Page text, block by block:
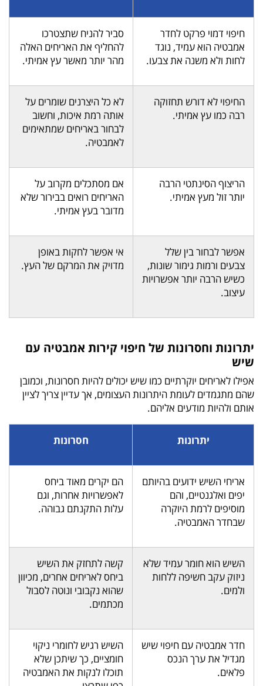
חיפוי דמוי פרקט לחדר
אמבטיה הוא עמיד, נוגד
לחות ולא משנה את צבעו.
סביר להניח שתצטרכו
להחליף את האריחים האלה
מהר יותר מאשר עץ אמיתי.
החיפוי לא דורש תחזוקה
רבה כמו עץ אמיתי.
לא כל היצרנים שומרים על
אותה רמת איכות, וחשוב
לבחור באריחים שמתאימים
לאמבטיה.
הריצוף הסינתטי הרבה
יותר זול מעץ אמיתי.
אם מסתכלים מקרוב על
האריחים רואים בבירור שלא
מדובר בעץ אמיתי.
אפשר לבחור בין שלל
צבעים ורמות גימור שונות,
כשיש הרבה יותר אפשרויות
עיצוב.
אי אפשר לחקות באופן
מדויק את המרקם של העץ.
יתרונות וחסרונות של חיפוי קירות אמבטיה עם
שיש
אפילו לאריחים יוקרתיים כמו שיש יכולים להיות חסרונות, וכמובן
שהם מתגמדים לעומת היתרונות העצומים, אך עדיין צריך לציין
אותם ולהיות מודעים אליהם.
יתרונות חסרונות
אריחי השיש ידועים בהיותם
יפים ואלגנטיים, והם
מוסיפים לרמת היוקרה
שבחדר האמבטיה.
הם יקרים מאוד ביחס
לאפשרויות אחרות, וגם
עלות התקנתם גבוהה.
השיש הוא חומר עמיד שלא
ניזוק עקב חשיפה ללחות
ולמים.
קשה לתחזק את השיש
ביחס לאריחים אחרים, מכיוון
שהוא נקבובי ונוטה לסבול
מכתמים.
חדר אמבטיה עם חיפוי שיש
מגדיל את ערך הנכס
פלאים.
השיש רגיש לחומרי ניקוי
חומציים, כך שיתכן שלא
תוכלו לנקות את האמבטיה